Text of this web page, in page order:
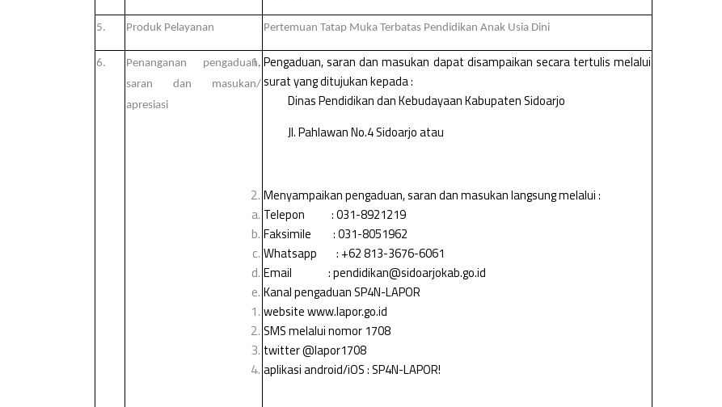
5. Produk Pelayanan Pertemuan Tatap Muka Terbatas Pendidikan Anak Usia Dini
6.
Penanganan pengaduan,
saran dan masukan/
apresiasi
Pengaduan, saran dan masukan dapat disampaikan secara tertulis melalui
surat yang ditujukan kepada :
Dinas Pendidikan dan Kebudayaan Kabupaten Sidoarjo
Jl. Pahlawan No.4 Sidoarjo atau
Menyampaikan pengaduan, saran dan masukan langsung melalui :
Telepon :031-8921219
Faksimile :031-8051962
Whatsapp : +62 813-3676-6061
Email : pendidikan@sidoarjokab.go.id
Kanal pengaduan SP4N-LAPOR
website www.lapor.go.id
SMS melalui nomor 1708
twitter @lapor1708
aplikasi android/iOS : SP4N-LAPOR!